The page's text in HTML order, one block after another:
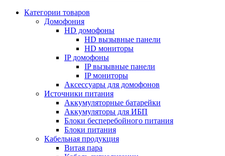
Категории товаров
Домофония
HD домофоны
HD вызывные панели
HD мониторы
IP домофоны
IP вызывные панели
IP мониторы
Аксессуары для домофонов
Источники питания
Аккумуляторные батарейки
Аккумуляторы для ИБП
Блоки бесперебойного питания
Блоки питания
Кабельная продукция
Витая пара